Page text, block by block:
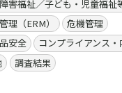
害福祉／子ども・児童福祉
理（ERM）
危機管理
安全
コンプライアンス
調査結果